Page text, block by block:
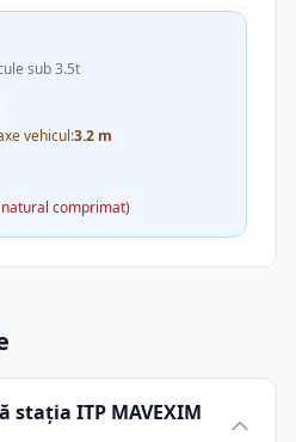
sub 3.5t
vehicul:3.2 m
comprimat)
stația ITP MAVEXIM